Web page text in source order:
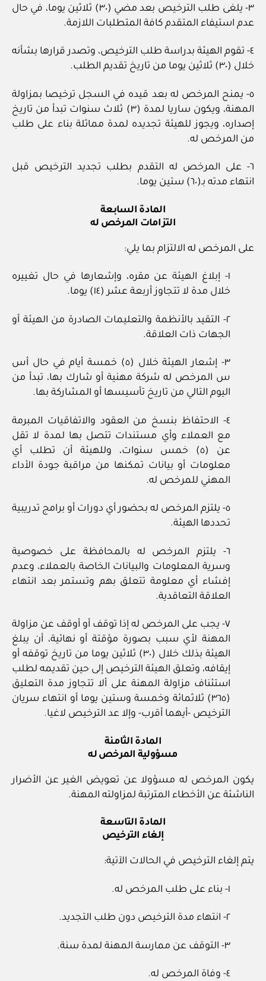
٣‏- يلغى طلب الترخيص بعد مضي (٣٠) ثلاثين يوما، في حال
عدم استيفاء المتقدم كافة المتطلبات اللازمة.
٤‏- تقوم الهيئة بدراسة طلب الترخيص، وتصدر قرارها بشأنه
خلال (٣٠) ثلاثين يوما من تاريخ تقديم الطلب.
٥‏- يمنح المرخص له بعد قيده في السجل ترخيصا بمزاولة
المهنة، ويكون ساريا لمدة (٣) ثلاث سنوات تبدأ من تاريخ
إصداره، ويجوز للهيئة تجديده لمدة مماثلة بناء على طلب
من المرخص له.
٦‏- على المرخص له التقدم بطلب تجديد الترخيص قبل
انتهاء مدته بـ(٦٠) ستين يوما.
المادة السابعة
التزامات المرخص له
على المرخص له الالتزام بما يلي:
١‏- إبلاغ الهيئة عن مقره، وإشعارها في حال تغييره
خلال مدة لا تتجاوز أربعة عشر (١٤) يوما.
٢‏- التقيد بالأنظمة والتعليمات الصادرة من الهيئة أو
الجهات ذات العلاقة.
٣‏- إشعار الهيئة خلال (٥) خمسة أيام في حال أس
س المرخص له شركة مهنية أو شارك بها، تبدأ من
اليوم التالي من تاريخ تأسيسها أو المشاركة بها.
٤‏- الاحتفاظ بنسخ من العقود والاتفاقيات المبرمة
مع العملاء وأي مستندات تتصل بها لمدة لا تقل
عن (٥) خمس سنوات، وللهيئة أن تطلب أي
معلومات أو بيانات تمكنها من مراقبة جودة الأداء
المهني للمرخص له.
٥‏- يلتزم المرخص له بحضور أي دورات أو برامج تدريبية
تحددها الهيئة.
٦‏- يلتزم المرخص له بالمحافظة على خصوصية
وسرية المعلومات والبيانات الخاصة بالعملاء، وعدم
إفشاء أي معلومة تتعلق بهم وتستمر بعد انتهاء
العلاقة التعاقدية.
٧‏- يجب على المرخص له إذا توقف أو أوقف عن مزاولة
المهنة لأي سبب بصورة مؤقتة أو نهائية، أن يبلغ
الهيئة بذلك خلال (٣٠) ثلاثين يوما من تاريخ توقفه أو
إيقافه، وتعلق الهيئة الترخيص إلى حين تقديمه لطلب
استئناف مزاولة المهنة على ألا تتجاوز مدة التعليق
(٣٦٥) ثلاثمائة وخمسة وستين يوما أو انتهاء سريان
الترخيص ‏-أيهما أقرب‏- وإلا عد الترخيص لاغيا.
المادة الثامنة
مسؤولية المرخص له
يكون المرخص له مسؤولا عن تعويض الغير عن الأضرار
الناشئة عن الأخطاء المترتبة لمزاولته المهنة.
المادة التاسعة
إلغاء الترخيص
يتم إلغاء الترخيص في الحالات الآتية:
١‏- بناء على طلب المرخص له.
٢‏- انتهاء مدة الترخيص دون طلب التجديد.
٣‏- التوقف عن ممارسة المهنة لمدة سنة.
٤‏- وفاة المرخص له.